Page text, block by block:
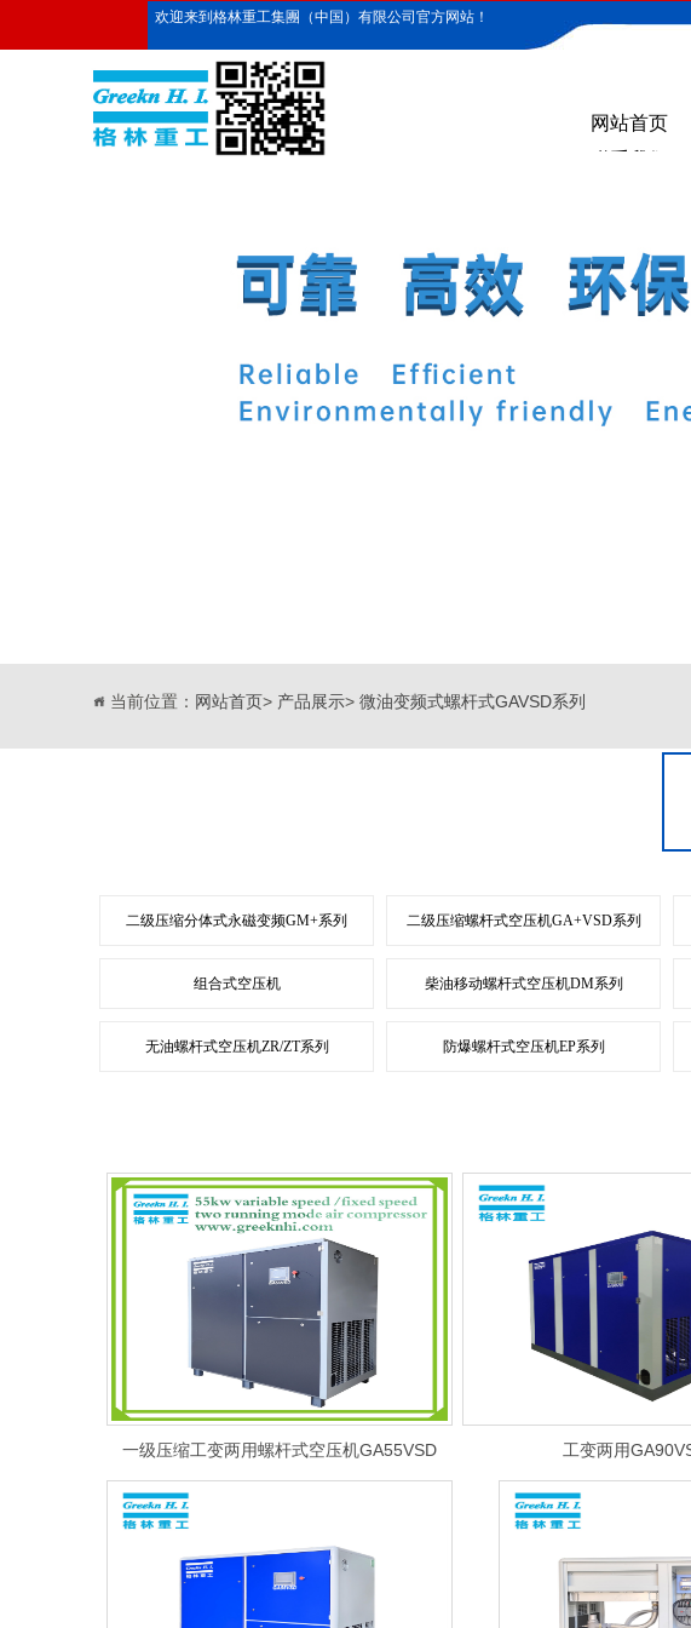
欢迎来到格林重工集團（中国）有限公司官方网站！
网站首页
当前位置： 网站首页> 产品展示> 微油变频式螺杆式GAVSD系列
二级压缩分体式永磁变频GM+系列 二级压缩螺杆式空压机GA+VSD系列
组合式空压机 柴油移动螺杆式空压机DM系列
无油螺杆式空压机ZR/ZT系列 防爆螺杆式空压机EP系列
一级压缩工变两用螺杆式空压机GA55VSD 工变两用